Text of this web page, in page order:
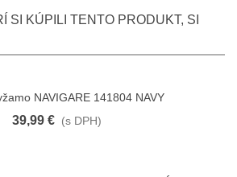
SI KÚPILI TENTO PRODUKT, SI
NAVIGARE 141804 NAVY
39,99 € (s DPH)